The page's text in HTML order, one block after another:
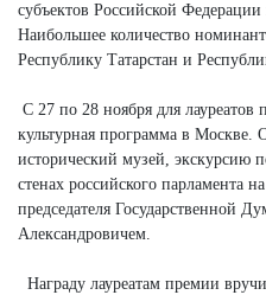
субъектов Российской
Наибольшее количество
Республику Татарстан и
С 27 по 28 ноября для
культурная программа в Москве.
исторический музей, экскурсию
стенах российского парламента
председателя Государственной
Александровичем.
Награду лауреатам премии